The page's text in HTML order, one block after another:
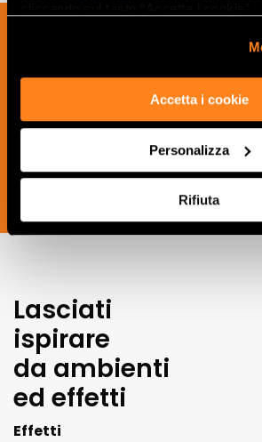
Accetta i cookie
Personalizza
Rifiuta
recevoir les nouveautés,
et les idées créatives
monde des céramiques et
d'intérieur.
SOUSCRIVEZ MAINTENANT
Lasciati
ispirare
da ambienti
ed effetti
Effetti